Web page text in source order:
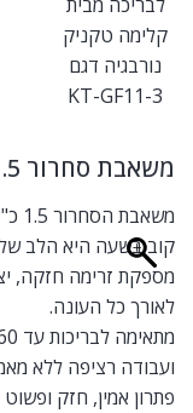
משאבת סחרור 1.5 כ"ס KlimaTeknik ProMax
קוב בשעה היא הלב
מספקת זרימה חזקה,
לאורך כל העונה.
ועבודה רציפה ללא
פתרון אמין, חזק